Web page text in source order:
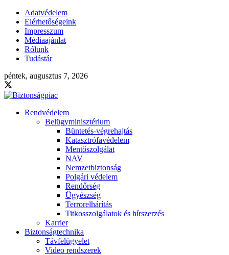
Adatvédelem
Elérhetőségeink
Impresszum
Médiaajánlat
Rólunk
Tudástár
péntek, augusztus 7, 2026
Rendvédelem
Belügyminisztérium
Büntetés-végrehajtás
Katasztrófavédelem
Mentőszolgálat
NAV
Nemzetbiztonság
Polgári védelem
Rendőrség
Ügyészség
Terrorelhárítás
Titkosszolgálatok és hírszerzés
Karrier
Biztonságtechnika
Távfelügyelet
Video rendszerek